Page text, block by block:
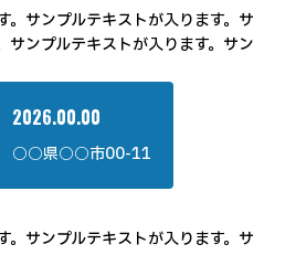
。サンプルテキストが入ります。サ
サンプルテキストが入ります。サン
2026.00.00
○○県○○市00-11
。サンプルテキストが入ります。サ